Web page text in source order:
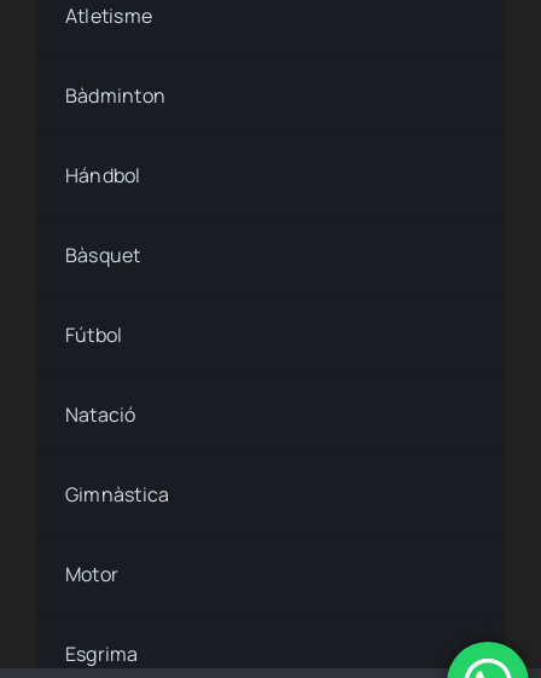
Atletisme
Bàdminton
Hándbol
Bàsquet
Fútbol
Natació
Gimnàstica
Motor
Esgrima